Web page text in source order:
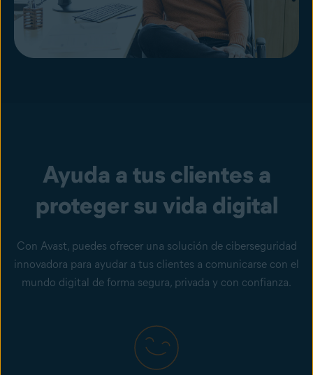
Ayuda a tus clientes a
proteger su vida digital
Con Avast, puedes ofrecer una solución de ciberseguridad
innovadora para ayudar a tus clientes a comunicarse con el
mundo digital de forma segura, privada y con confianza.